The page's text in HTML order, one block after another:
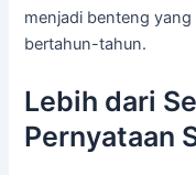
menjadi benteng
bertahun-tahun.
Lebih dari
Pernyataan